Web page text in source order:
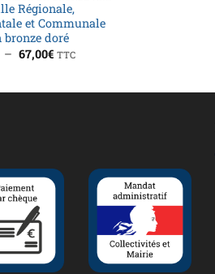
Régionale,
et Communale
bronze doré
– 67,00€Plage
de
TTC